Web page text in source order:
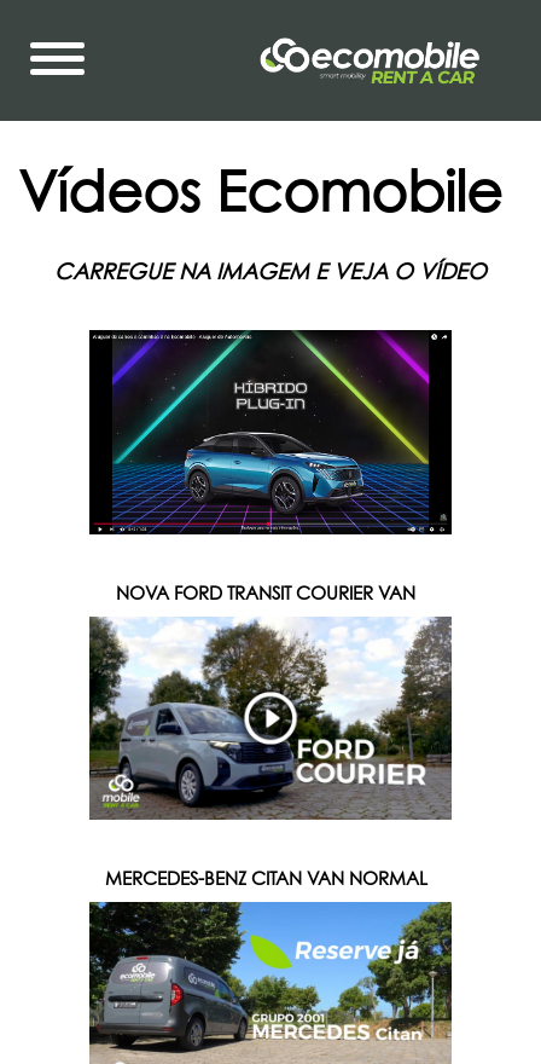
Vídeos Ecomobile
CARREGUE NA IMAGEM E VEJA O VÍDEO
NOVA FORD TRANSIT COURIER VAN
MERCEDES-BENZ CITAN VAN NORMAL